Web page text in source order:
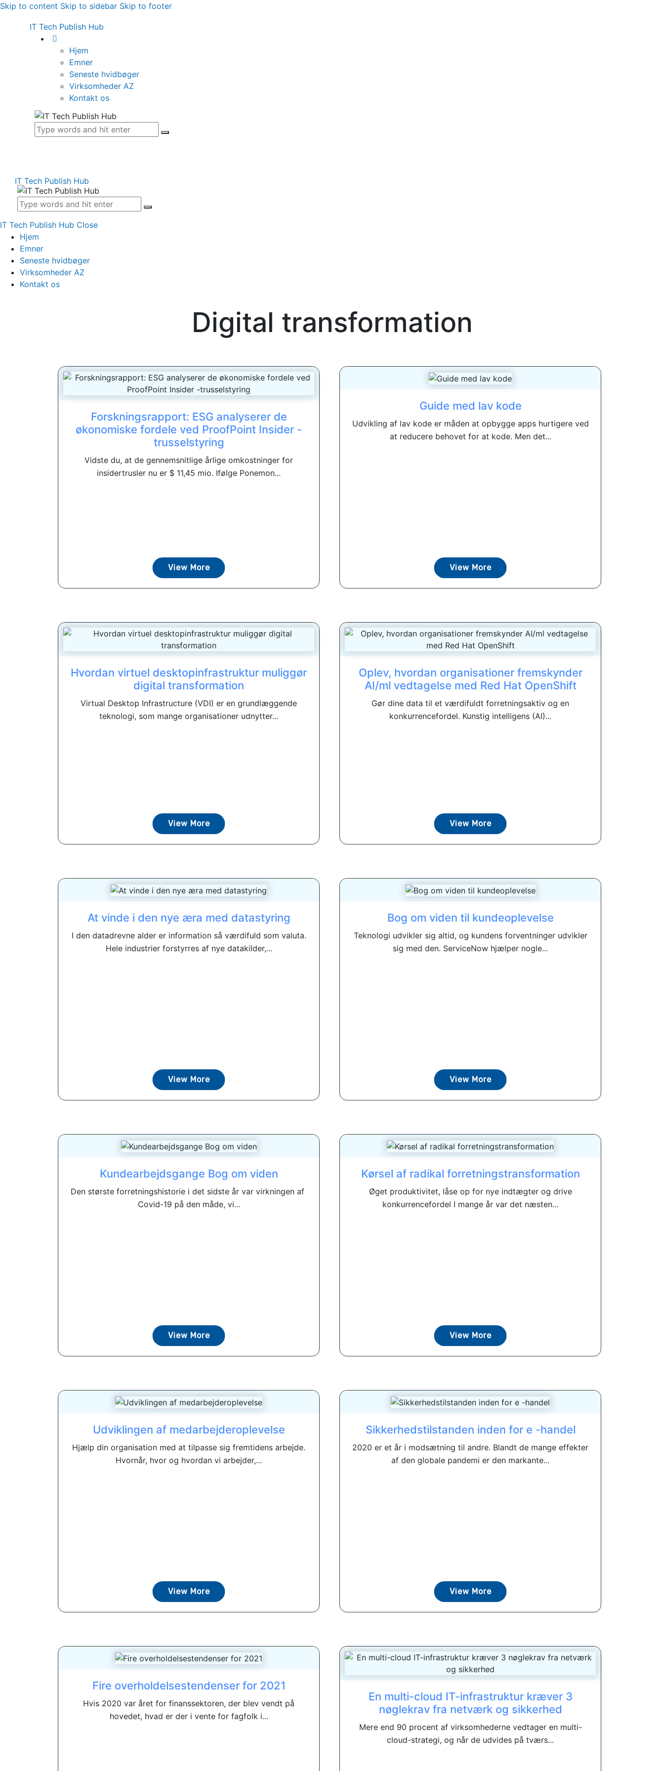
Skip to content Skip to sidebar Skip to footer
IT Tech Publish Hub
Hjem
Emner
Seneste hvidbøger
Virksomheder AZ
Kontakt os
IT Tech Publish Hub
IT Tech Publish Hub Close
Hjem
Emner
Seneste hvidbøger
Virksomheder AZ
Kontakt os
Digital transformation
Forskningsrapport: ESG analyserer de
økonomiske fordele ved ProofPoint Insider -
trusselstyring
Vidste du, at de gennemsnitlige årlige omkostninger for
insidertrusler nu er $ 11,45 mio. Ifølge Ponemon...
View More
Guide med lav kode
Udvikling af lav kode er måden at opbygge apps hurtigere ved
at reducere behovet for at kode. Men det...
View More
Hvordan virtuel desktopinfrastruktur muliggør
digital transformation
Virtual Desktop Infrastructure (VDI) er en grundlæggende
teknologi, som mange organisationer udnytter...
View More
Oplev, hvordan organisationer fremskynder
AI/ml vedtagelse med Red Hat OpenShift
Gør dine data til et værdifuldt forretningsaktiv og en
konkurrencefordel. Kunstig intelligens (AI)...
View More
At vinde i den nye æra med datastyring
I den datadrevne alder er information så værdifuld som valuta.
Hele industrier forstyrres af nye datakilder,...
View More
Bog om viden til kundeoplevelse
Teknologi udvikler sig altid, og kundens forventninger udvikler
sig med den. ServiceNow hjælper nogle...
View More
Kundearbejdsgange Bog om viden
Den største forretningshistorie i det sidste år var virkningen af ​​
Covid-19 på den måde, vi...
View More
Kørsel af radikal forretningstransformation
Øget produktivitet, låse op for nye indtægter og drive
konkurrencefordel I mange år var det næsten...
View More
Udviklingen af ​​medarbejderoplevelse
Hjælp din organisation med at tilpasse sig fremtidens arbejde.
Hvornår, hvor og hvordan vi arbejder,...
View More
Sikkerhedstilstanden inden for e -handel
2020 er et år i modsætning til andre. Blandt de mange effekter
af den globale pandemi er den markante...
View More
Fire overholdelsestendenser for 2021
Hvis 2020 var året for finanssektoren, der blev vendt på
hovedet, hvad er der i vente for fagfolk i...
En multi-cloud IT-infrastruktur kræver 3
nøglekrav fra netværk og sikkerhed
Mere end 90 procent af virksomhederne vedtager en multi-
cloud-strategi, og når de udvides på tværs...